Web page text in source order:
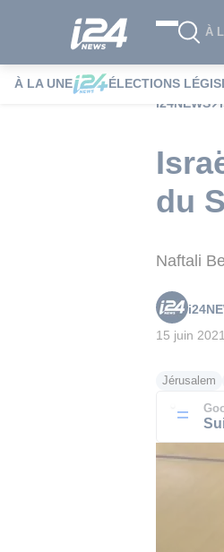
À
À LA UNE ÉLECTIONS
i24NEWS
du
Naftali
15 juin
Jérusalem